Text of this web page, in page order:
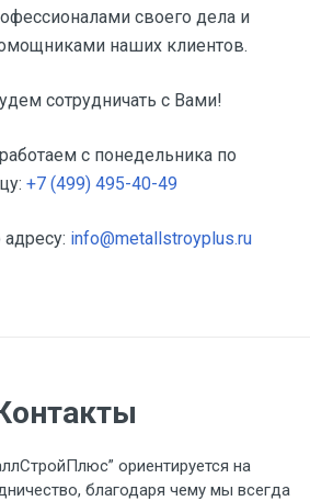
своего дела и
наших клиентов.
сотрудничать с Вами!
с понедельника по
+7 (499) 495-40-49
info@metallstroyplus.ru
ориентируется на
благодаря чему мы всегда